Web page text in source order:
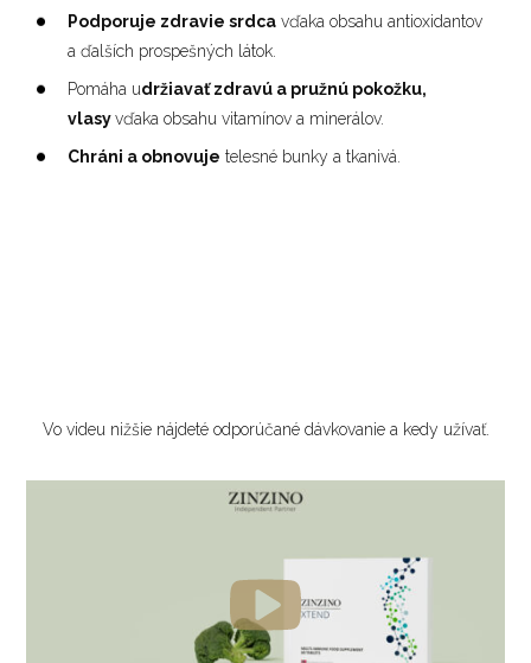
Podporuje zdravie srdca vďaka obsahu antioxidantov
a ďalších prospešných látok.
Pomáha udržiavať zdravú a pružnú pokožku,
vlasyvďaka obsahu vitamínov a minerálov.
Chráni a obnovuje telesné bunky a tkanivá.
Vo videu nižšie nájdeté odporúčané dávkovanie a kedy užívať.